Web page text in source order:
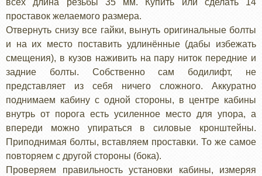
проставок желаемого размера.
Отвернуть снизу все гайки, вынуть оригинальные болты
и на их место поставить удлинённые (дабы избежать
смещения), в кузов наживить на пару ниток передние и
задние болты. Собственно сам бодилифт, не
представляет из себя ничего сложного. Аккуратно
поднимаем кабину с одной стороны, в центре кабины
внутрь от порога есть усиленное место для упора, а
впереди можно упираться в силовые кронштейны.
Приподнимая болты, вставляем проставки. То же самое
повторяем с другой стороны (бока).
Проверяем правильность установки кабины, измеряя